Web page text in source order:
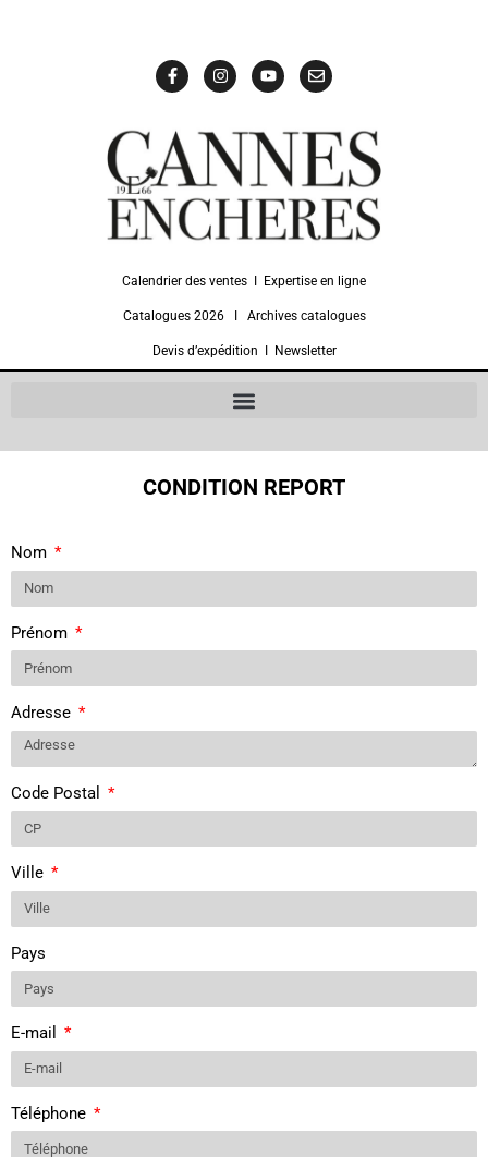
Calendrier des ventes Expertise en ligne
Catalogues 2026Ι Archives catalogues
Devis d’expédition Newsletter
CONDITION REPORT
Nom
Prénom
Adresse
Code Postal
Ville
Pays
E-mail
Téléphone